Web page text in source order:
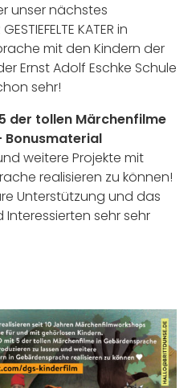
unser nächstes
KATER in
mit den Kindern der
Ernst Adolf Eschke Schule
sehr!
der tollen Märchenfilme
Bonusmaterial
weitere Projekte mit
realisieren zu können!
Unterstützung und das
Interessierten sehr sehr